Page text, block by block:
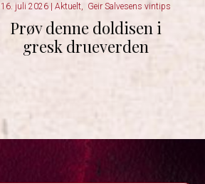
16. juli 2026 | Aktuelt, Geir Salvesens vintips
Prøv denne doldisen i
gresk drueverden